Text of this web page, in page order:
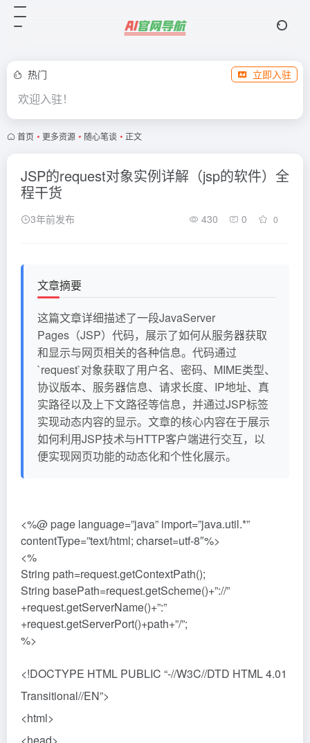
热门 立即入驻
欢迎入驻！
首页 • 更多资源 • 随心笔谈 • 正文
JSP的request对象实例详解（jsp的软件）全
程干货
3年前发布 430 0 0
文章摘要
这篇文章详细描述了一段JavaServer
Pages（JSP）代码，展示了如何从服务器获取
和显示与网页相关的各种信息。代码通过
`request`对象获取了用户名、密码、MIME类型、
协议版本、服务器信息、请求长度、IP地址、真
实路径以及上下文路径等信息，并通过JSP标签
实现动态内容的显示。文章的核心内容在于展示
如何利用JSP技术与HTTP客户端进行交互，以
便实现网页功能的动态化和个性化展示。
<%@ page language=”java” import=”java.util.*”
contentType=”text/html; charset=utf-8″%>
<%
String path=request.getContextPath();
String basePath=request.getScheme()+”://”
+request.getServerName()+”:”
+request.getServerPort()+path+”/”;
%>
<!DOCTYPE HTML PUBLIC “-//W3C//DTD HTML 4.01
Transitional//EN”>
<html>